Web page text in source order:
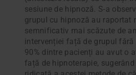
sesiune de hipnoză. S-a
grupul cu hipnoză au raportat
semnificativ mai scăzute de
intervenției față de grupul fără
90% dintre pacienți au avut o
față de hipnoterapie,